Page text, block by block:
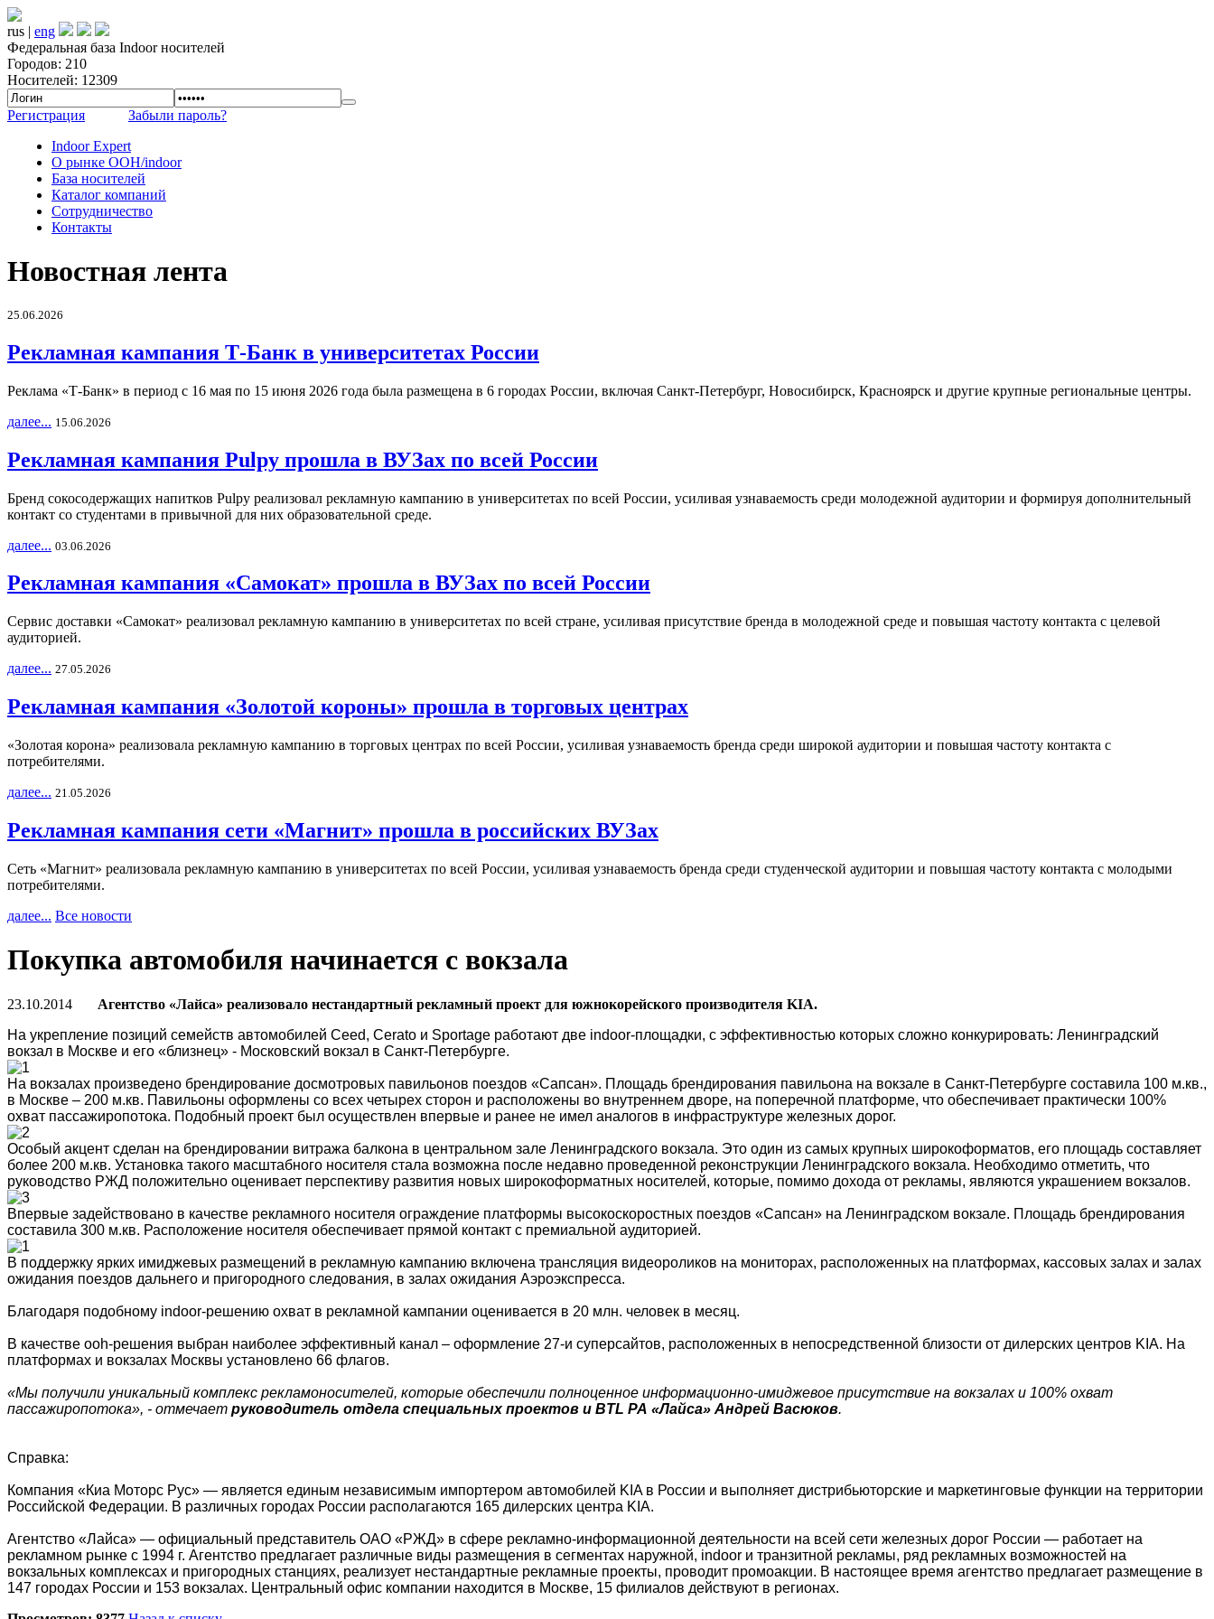
rus | eng
Федеральная база Indoor носителей
Городов: 210
Носителей: 12309
Регистрация
Забыли пароль?
Indoor Expert
О рынке OOH/indoor
База носителей
Каталог компаний
Сотрудничество
Контакты
Новостная лента
25.06.2026
Рекламная кампания Т-Банк в университетах России
Реклама «Т-Банк» в период с 16 мая по 15 июня 2026 года была размещена в 6 городах России, включая Санкт-Петербург, Новосибирск, Красноярск и другие крупные региональные центры.
далее... 15.06.2026
Рекламная кампания Pulpy прошла в ВУЗах по всей России
Бренд сокосодержащих напитков Pulpy реализовал рекламную кампанию в университетах по всей России, усиливая узнаваемость среди молодежной аудитории и формируя дополнительный
контакт со студентами в привычной для них образовательной среде.
далее... 03.06.2026
Рекламная кампания «Самокат» прошла в ВУЗах по всей России
Сервис доставки «Самокат» реализовал рекламную кампанию в университетах по всей стране, усиливая присутствие бренда в молодежной среде и повышая частоту контакта с целевой
аудиторией.
далее... 27.05.2026
Рекламная кампания «Золотой короны» прошла в торговых центрах
«Золотая корона» реализовала рекламную кампанию в торговых центрах по всей России, усиливая узнаваемость бренда среди широкой аудитории и повышая частоту контакта с
потребителями.
далее... 21.05.2026
Рекламная кампания сети «Магнит» прошла в российских ВУЗах
Сеть «Магнит» реализовала рекламную кампанию в университетах по всей России, усиливая узнаваемость бренда среди студенческой аудитории и повышая частоту контакта с молодыми
потребителями.
далее... Все новости
Покупка автомобиля начинается с вокзала
23.10.2014
Агентство «Лайса» реализовало нестандартный рекламный проект для южнокорейского производителя KIA.
На укрепление позиций семейств автомобилей Ceed, Cerato и Sportage работают две indoor-площадки, с эффективностью которых сложно конкурировать: Ленинградский
вокзал в Москве и его «близнец» - Московский вокзал в Санкт-Петербурге.
На вокзалах произведено брендирование досмотровых павильонов поездов «Сапсан». Площадь брендирования павильона на вокзале в Санкт-Петербурге составила 100 м.кв.,
в Москве – 200 м.кв. Павильоны оформлены со всех четырех сторон и расположены во внутреннем дворе, на поперечной платформе, что обеспечивает практически 100%
охват пассажиропотока. Подобный проект был осуществлен впервые и ранее не имел аналогов в инфраструктуре железных дорог.
Особый акцент сделан на брендировании витража балкона в центральном зале Ленинградского вокзала. Это один из самых крупных широкоформатов, его площадь составляет
более 200 м.кв. Установка такого масштабного носителя стала возможна после недавно проведенной реконструкции Ленинградского вокзала. Необходимо отметить, что
руководство РЖД положительно оценивает перспективу развития новых широкоформатных носителей, которые, помимо дохода от рекламы, являются украшением вокзалов.
Впервые задействовано в качестве рекламного носителя ограждение платформы высокоскоростных поездов «Сапсан» на Ленинградском вокзале. Площадь брендирования
составила 300 м.кв. Расположение носителя обеспечивает прямой контакт с премиальной аудиторией.
В поддержку ярких имиджевых размещений в рекламную кампанию включена трансляция видеороликов на мониторах, расположенных на платформах, кассовых залах и залах
ожидания поездов дальнего и пригородного следования, в залах ожидания Аэроэкспресса.
Благодаря подобному indoor-решению охват в рекламной кампании оценивается в 20 млн. человек в месяц.
В качестве ooh-решения выбран наиболее эффективный канал – оформление 27-и суперсайтов, расположенных в непосредственной близости от дилерских центров KIA. На
платформах и вокзалах Москвы установлено 66 флагов.
«Мы получили уникальный комплекс рекламоносителей, которые обеспечили полноценное информационно-имиджевое присутствие на вокзалах и 100% охват
пассажиропотока», - отмечает руководитель отдела специальных проектов и BTL РА «Лайса» Андрей Васюков.
Справка:
Компания «Киа Моторс Рус» — является единым независимым импортером автомобилей KIA в России и выполняет дистрибьюторские и маркетинговые функции на территории
Российской Федерации. В различных городах России располагаются 165 дилерских центра KIA.
Агентство «Лайса» — официальный представитель ОАО «РЖД» в сфере рекламно-информационной деятельности на всей сети железных дорог России — работает на
рекламном рынке с 1994 г. Агентство предлагает различные виды размещения в сегментах наружной, indoor и транзитной рекламы, ряд рекламных возможностей на
вокзальных комплексах и пригородных станциях, реализует нестандартные рекламные проекты, проводит промоакции. В настоящее время агентство предлагает размещение в
147 городах России и 153 вокзалах. Центральный офис компании находится в Москве, 15 филиалов действуют в регионах.